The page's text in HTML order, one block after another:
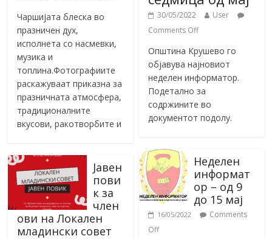
Чаршијата блеска во
празничен дух,
исполнета со насмевки,
музика и
топлина.Фотографиите
раскажуваат приказна за
празничната атмосфера,
традиционалните
вкусови, ракотворбите и
Јавен
пови
к за
член
ови на Локален
младински совет
30/05/2022
User
Comments Off
Општина Крушево го
објавува најновиот
неделен информатор.
Подетално за
содржините во
документот подолу.
Неделен
информат
ор – од 9
до 15 мај
16/05/2022
Comments
Off